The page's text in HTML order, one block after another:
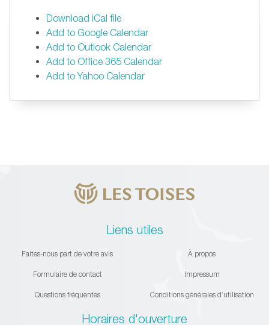
Download iCal file
Add to Google Calendar
Add to Outlook Calendar
Add to Office 365 Calendar
Add to Yahoo Calendar
Liens utiles
Faites-nous part de votre avis
Formulaire de contact
Questions fréquentes
À propos
Impressum
Conditions générales d’utilisation
Horaires d'ouverture